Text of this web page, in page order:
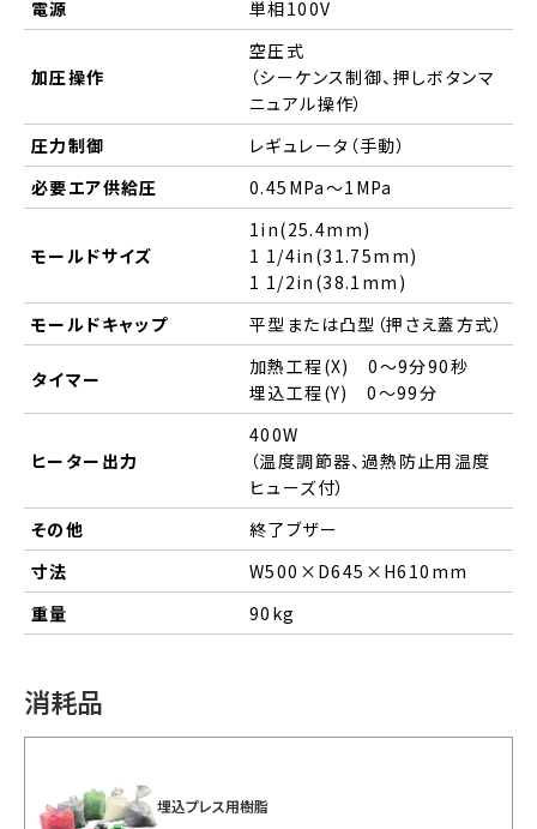
電源 単相100V
加圧操作
空圧式
（シーケンス制御、押しボタンマ
ニュアル操作）
圧力制御
レギュレータ（手動）
必要エア供給圧
0.45MPa～1MPa
モールドサイズ
1in(25.4mm)
1 1/4in(31.75mm)
1 1/2in(38.1mm)
モールドキャップ
平型または凸型（押さえ蓋方式）
タイマー
加熱工程(X) 0～9分90秒
埋込工程(Y) 0～99分
ヒーター出力
400W
（温度調節器、過熱防止用温度
ヒューズ付）
その他
終了ブザー
寸法
W500×D645×H610mm
重量
90kg
消耗品
埋込プレス用樹脂